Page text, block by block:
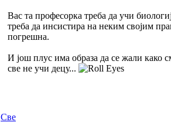
Вас та професорка треба да учи
треба да инсистира на неким својим
погрешна.
И још плус има образа да се жали како
све не учи децу...
Све